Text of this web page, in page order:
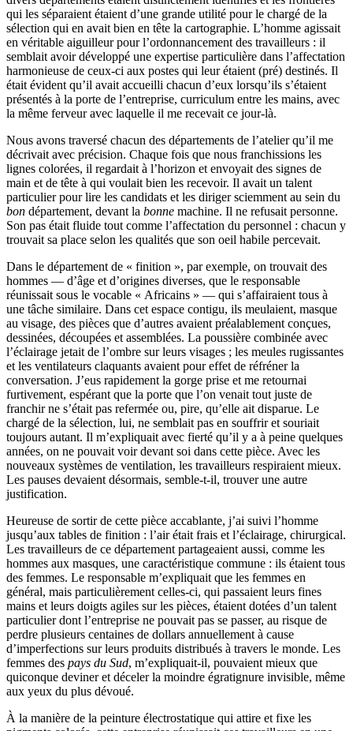
qui les séparaient étaient d’une grande utilité pour le chargé de la
sélection qui en avait bien en tête la cartographie. L’homme agissait
en véritable aiguilleur pour l’ordonnancement des travailleurs : il
semblait avoir développé une expertise particulière dans l’affectation
harmonieuse de ceux-ci aux postes qui leur étaient (pré) destinés. Il
était évident qu’il avait accueilli chacun d’eux lorsqu’ils s’étaient
présentés à la porte de l’entreprise, curriculum entre les mains, avec
la même ferveur avec laquelle il me recevait ce jour-là.
Nous avons traversé chacun des départements de l’atelier qu’il me
décrivait avec précision. Chaque fois que nous franchissions les
lignes colorées, il regardait à l’horizon et envoyait des signes de
main et de tête à qui voulait bien les recevoir. Il avait un talent
particulier pour lire les candidats et les diriger sciemment au sein du
bon département, devant la bonne machine. Il ne refusait personne.
Son pas était fluide tout comme l’affectation du personnel : chacun y
trouvait sa place selon les qualités que son oeil habile percevait.
Dans le département de « finition », par exemple, on trouvait des
hommes — d’âge et d’origines diverses, que le responsable
réunissait sous le vocable « Africains » — qui s’affairaient tous à
une tâche similaire. Dans cet espace contigu, ils meulaient, masque
au visage, des pièces que d’autres avaient préalablement conçues,
dessinées, découpées et assemblées. La poussière combinée avec
l’éclairage jetait de l’ombre sur leurs visages ; les meules rugissantes
et les ventilateurs claquants avaient pour effet de réfréner la
conversation. J’eus rapidement la gorge prise et me retournai
furtivement, espérant que la porte que l’on venait tout juste de
franchir ne s’était pas refermée ou, pire, qu’elle ait disparue. Le
chargé de la sélection, lui, ne semblait pas en souffrir et souriait
toujours autant. Il m’expliquait avec fierté qu’il y a à peine quelques
années, on ne pouvait voir devant soi dans cette pièce. Avec les
nouveaux systèmes de ventilation, les travailleurs respiraient mieux.
Les pauses devaient désormais, semble-t-il, trouver une autre
justification.
Heureuse de sortir de cette pièce accablante, j’ai suivi l’homme
jusqu’aux tables de finition : l’air était frais et l’éclairage, chirurgical.
Les travailleurs de ce département partageaient aussi, comme les
hommes aux masques, une caractéristique commune : ils étaient tous
des femmes. Le responsable m’expliquait que les femmes en
général, mais particulièrement celles-ci, qui passaient leurs fines
mains et leurs doigts agiles sur les pièces, étaient dotées d’un talent
particulier dont l’entreprise ne pouvait pas se passer, au risque de
perdre plusieurs centaines de dollars annuellement à cause
d’imperfections sur leurs produits distribués à travers le monde. Les
femmes des pays du Sud, m’expliquait-il, pouvaient mieux que
quiconque deviner et déceler la moindre égratignure invisible, même
aux yeux du plus dévoué.
À la manière de la peinture électrostatique qui attire et fixe les